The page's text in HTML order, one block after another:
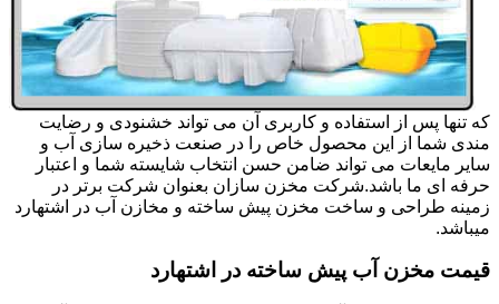
که تنها پس از استفاده و کاربری آن می تواند خشنودی و رضایت
مندی شما از این محصول خاص را در صنعت ذخیره سازی آب و
سایر مایعات می تواند ضامن حسن انتخاب شایسته شما و اعتبار
حرفه ای ما باشد.شرکت مخزن سازان بعنوان شرکت برتر در
زمینه طراحی و ساخت مخزن پیش ساخته و مخازن آب در اشتهارد
میباشد.
قیمت مخزن آب پیش ساخته در اشتهارد